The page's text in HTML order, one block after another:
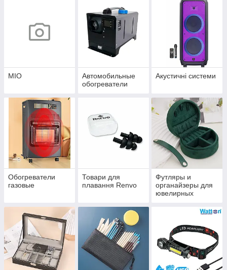
МІО
Автомобильные
обогреватели
Акустичні системи
Обогреватели
газовые
Товари для
плавання Renvo
Футляры и
органайзеры для
ювелирных